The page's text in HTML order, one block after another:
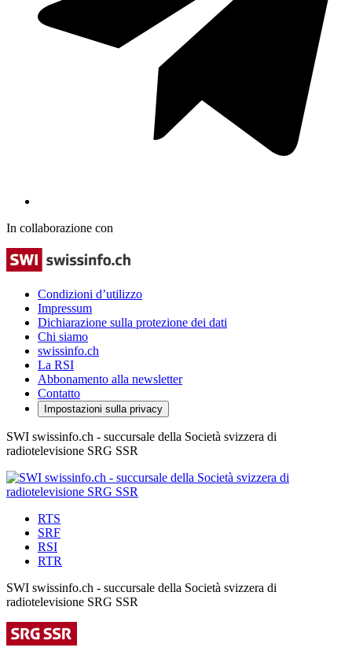
In collaborazione con
Condizioni d’utilizzo
Impressum
Dichiarazione sulla protezione dei dati
Chi siamo
swissinfo.ch
La RSI
Abbonamento alla newsletter
Contatto
Impostazioni sulla privacy
SWI swissinfo.ch - succursale della Società svizzera di
radiotelevisione SRG SSR
RTS
SRF
RSI
RTR
SWI swissinfo.ch - succursale della Società svizzera di
radiotelevisione SRG SSR